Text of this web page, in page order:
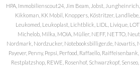
HPA, Immobilienscout24, Jim Beam, Jobst,
Kikkoman, KK Mobil, Knoppers, Köstritzer,
Leukomed, Leukoplast, Lichtblick, LIDL, Livique,
Michelob, Milka, MOIA, Müller, NEFF, NETTO,
Nordmark, Nordzucker, Notebooksbilliger.de, Novartis,
Payever, Penny, Pepsi, Perfood, Raffaello,
Restplatzshop, REWE, Rosenhof, Schwarzkopf,